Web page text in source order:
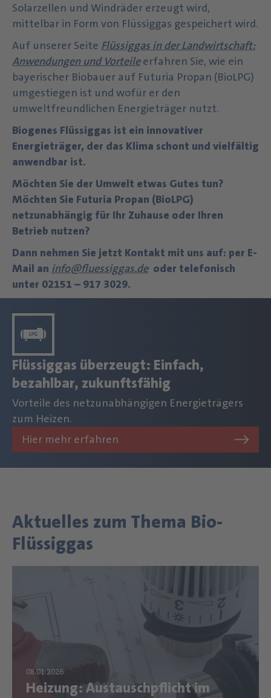
Solarzellen und Windräder erzeugt wird,
mittelbar in Form von Flüssiggas gespeichert wird.
Auf unserer Seite Flüssiggas in der Landwirtschaft:
Anwendungen und Vorteileerfahren Sie, wie ein
bayerischer Biobauer auf Futuria Propan (BioLPG)
umgestiegen ist und wofür er den
umweltfreundlichen Energieträger nutzt.
Biogenes Flüssiggas ist ein innovativer
Energieträger, der das Klima schont und vielfältig
anwendbar ist.
Möchten Sie der Umwelt etwas Gutes tun?
Möchten Sie Futuria Propan (BioLPG)
netzunabhängig für Ihr Zuhause oder Ihren
Betrieb nutzen?
Dann nehmen Sie jetzt Kontakt mit uns auf: per E-
Mail an info@fluessiggas.de oder telefonisch
unter 02151 – 917 3029.
Flüssiggas überzeugt: Einfach,
bezahlbar, zukunftsfähig
Vorteile des netzunabhängigen Energieträgers
zum Heizen.
Hier mehr erfahren
Aktuelles zum Thema Bio-
Flüssiggas
Heizung: Austauschpflicht im